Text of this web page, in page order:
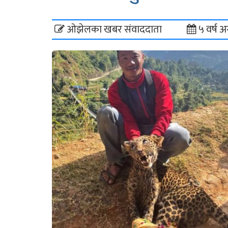
ओझेलका खबर संवाददाता ५ वर्ष